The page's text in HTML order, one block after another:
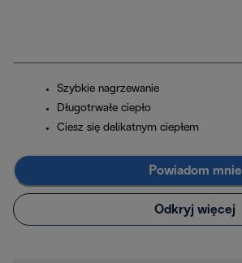
Szybkie nagrzewanie
Długotrwałe ciepło
Ciesz się delikatnym ciepłem
Powiadom mnie
Odkryj więcej